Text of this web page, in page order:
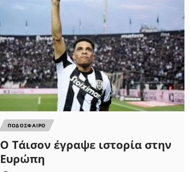
ΠΟΔΟΣΦΑΙΡΟ
Ο Τάισον έγραψε ιστορία στην
Ευρώπη